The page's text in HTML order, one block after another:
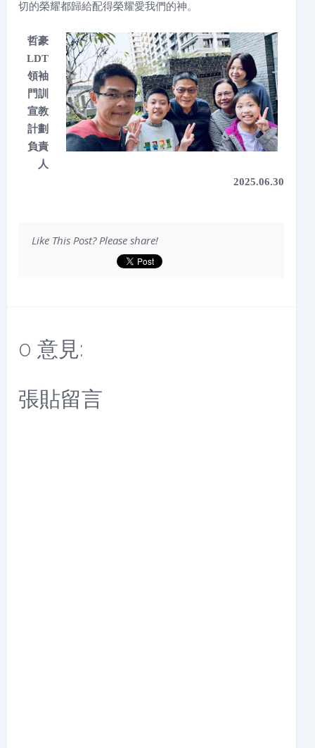
切的榮耀都歸給配得榮耀愛我們的神。
哲豪
LDT
領袖
門訓
宣教
計劃
負責
人
2025.06.30
Like This Post? Please share!
0 意見:
張貼留言